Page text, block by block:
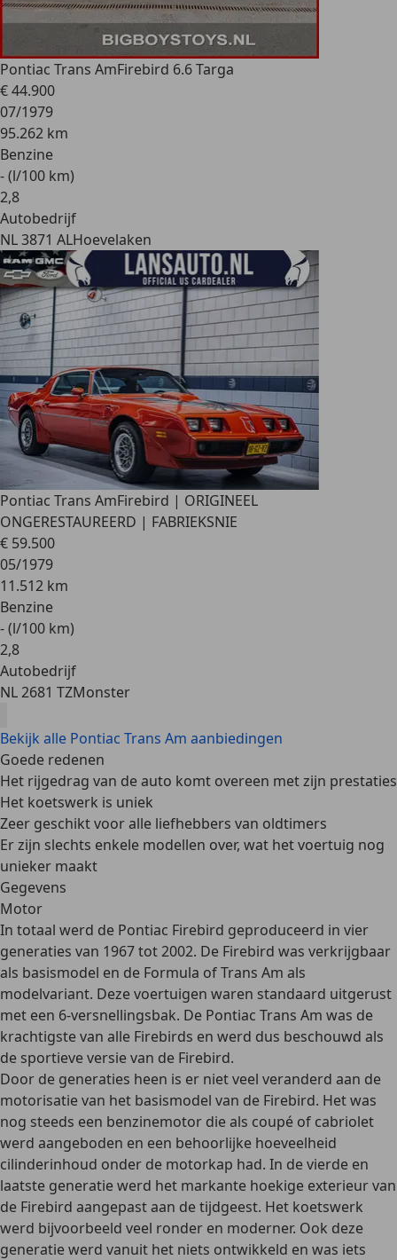
Pontiac Trans AmFirebird 6.6 Targa
€ 44.900
07/1979
95.262 km
Benzine
- (l/100 km)
2,8
Autobedrijf
NL 3871 ALHoevelaken
Pontiac Trans AmFirebird | ORIGINEEL
ONGERESTAUREERD | FABRIEKSNIE
€ 59.500
05/1979
11.512 km
Benzine
- (l/100 km)
2,8
Autobedrijf
NL 2681 TZMonster
Bekijk alle Pontiac Trans Am aanbiedingen
Goede redenen
Het rijgedrag van de auto komt overeen met zijn prestaties
Het koetswerk is uniek
Zeer geschikt voor alle liefhebbers van oldtimers
Er zijn slechts enkele modellen over, wat het voertuig nog
unieker maakt
Gegevens
Motor
In totaal werd de Pontiac Firebird geproduceerd in vier
generaties van 1967 tot 2002. De Firebird was verkrijgbaar
als basismodel en de Formula of Trans Am als
modelvariant. Deze voertuigen waren standaard uitgerust
met een 6-versnellingsbak. De Pontiac Trans Am was de
krachtigste van alle Firebirds en werd dus beschouwd als
de sportieve versie van de Firebird.
Door de generaties heen is er niet veel veranderd aan de
motorisatie van het basismodel van de Firebird. Het was
nog steeds een benzinemotor die als coupé of cabriolet
werd aangeboden en een behoorlijke hoeveelheid
cilinderinhoud onder de motorkap had. In de vierde en
laatste generatie werd het markante hoekige exterieur van
de Firebird aangepast aan de tijdgeest. Het koetswerk
werd bijvoorbeeld veel ronder en moderner. Ook deze
generatie werd vanuit het niets ontwikkeld en was iets